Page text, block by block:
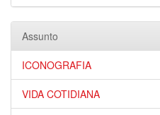
Assunto
ICONOGRAFIA
VIDA COTIDIANA